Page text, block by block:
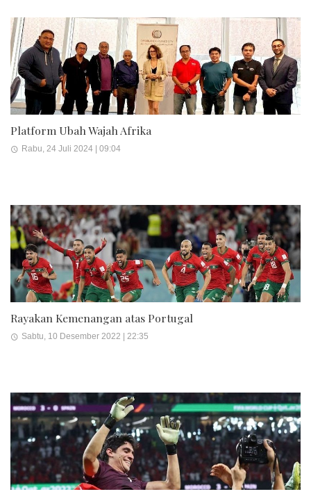
Platform Ubah Wajah Afrika
Rabu, 24 Juli 2024 | 09:04
Rayakan Kemenangan atas Portugal
Sabtu, 10 Desember 2022 | 22:35